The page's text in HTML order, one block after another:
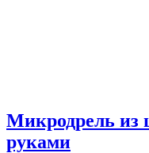
Микродрель из
руками